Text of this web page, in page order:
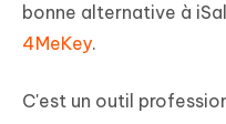
bonne alternative à
4MeKey.
C'est un outil